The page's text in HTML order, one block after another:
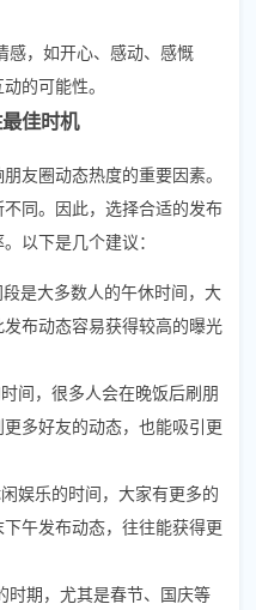
感，如开心、感动、感慨
的可能性。
佳时机
友圈动态热度的重要因素。
同。因此，选择合适的发布
以下是几个建议：
是大多数人的午休时间，大
布动态容易获得较高的曝光
间，很多人会在晚饭后刷朋
多好友的动态，也能吸引更
娱乐的时间，大家有更多的
午发布动态，往往能获得更
时期，尤其是春节、国庆等